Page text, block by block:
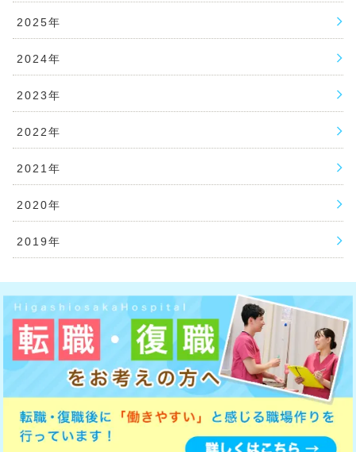
2025年
2024年
2023年
2022年
2021年
2020年
2019年